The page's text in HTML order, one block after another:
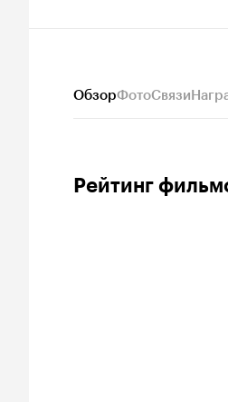
ОбзорФотоСвязи
Рейтинг